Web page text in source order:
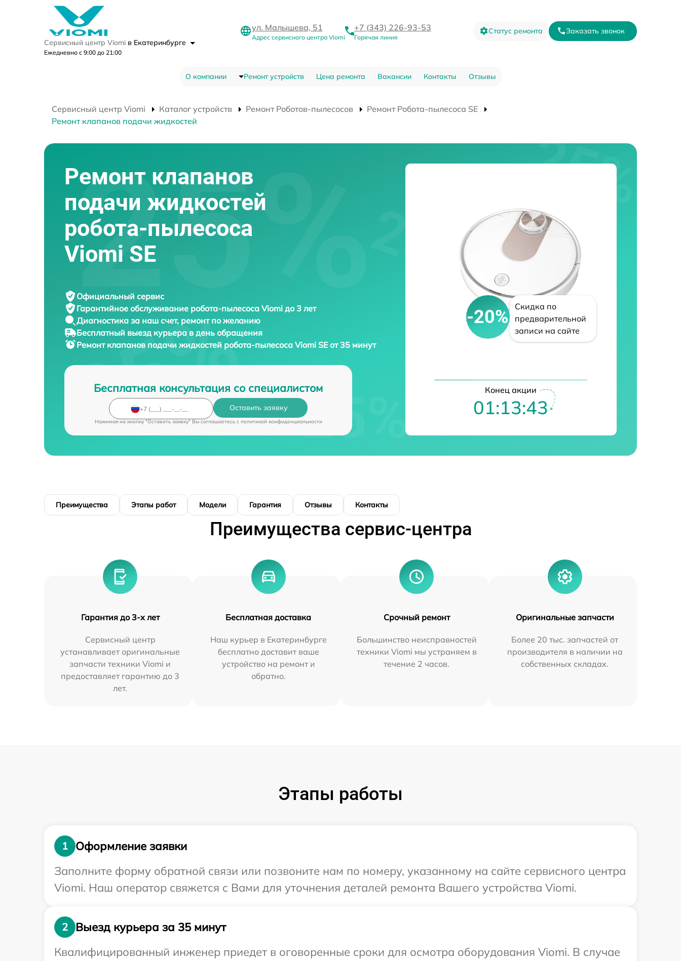
Сервисный центр Viomi в Екатеринбурге
Ежедневно с 9:00 до 21:00
ул. Малышева, 51
Адрес сервисного центра Viomi
+7 (343) 226-93-53
Горячая линия
Статус ремонта Заказать звонок
О компании Ремонт устройств Цена ремонта Вакансии Контакты Отзывы
Сервисный центр Viomi Каталог устройств Ремонт Роботов-пылесосов
Ремонт Робота-пылесоса SE
Ремонт клапанов подачи жидкостей
Ремонт клапанов
подачи жидкостей
робота-пылесоса
Viomi SE
Официальный сервис
Гарантийное обслуживание робота-пылесоса Viomi до 3 лет
Диагностика за наш счет, ремонт по желанию
Бесплатный выезд курьера в день обращения
Ремонт клапанов подачи жидкостей робота-пылесоса Viomi SE от 35 минут
Бесплатная консультация со специалистом
Оставить заявку
Нажимая на кнопку "Оставить заявку" Вы соглашаетесь c политикой конфиденциальности
-20%
Скидка по
предварительной
записи на сайте
Конец акции
01:13:42
Преимущества Этапы работ Модели Гарантия Отзывы Контакты
Преимущества сервис-центра
Гарантия до 3-х лет
Сервисный центр
устанавливает оригинальные
запчасти техники Viomi и
предоставляет гарантию до 3
лет.
Бесплатная доставка
Наш курьер в Екатеринбурге
бесплатно доставит ваше
устройство на ремонт и
обратно.
Срочный ремонт
Большинство неисправностей
техники Viomi мы устраняем в
течение 2 часов.
Оригинальные запчасти
Более 20 тыс. запчастей от
производителя в наличии на
собственных складах.
Этапы работы
1
Оформление заявки
Заполните форму обратной связи или позвоните нам по номеру, указанному на сайте сервисного центра
Viomi. Наш оператор свяжется с Вами для уточнения деталей ремонта Вашего устройства Viomi.
2
Выезд курьера за 35 минут
Квалифицированный инженер приедет в оговоренные сроки для осмотра оборудования Viomi. В случае